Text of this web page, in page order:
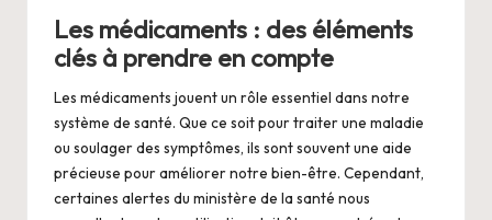
Les médicaments : des éléments
clés à prendre en compte
Les médicaments jouent un rôle essentiel dans notre
système de santé. Que ce soit pour traiter une maladie
ou soulager des symptômes, ils sont souvent une aide
précieuse pour améliorer notre bien-être. Cependant,
certaines alertes du ministère de la santé nous